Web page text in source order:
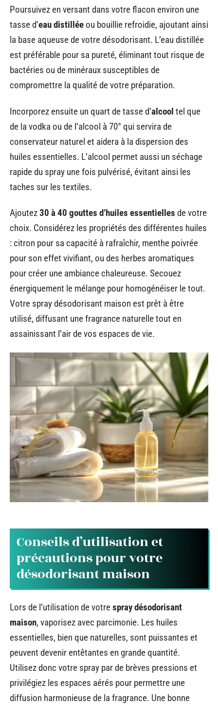
Poursuivez en versant dans votre flacon environ une
tasse d’eau distillée ou bouillie refroidie, ajoutant ainsi
la base aqueuse de votre désodorisant. L’eau distillée
est préférable pour sa pureté, éliminant tout risque de
bactéries ou de minéraux susceptibles de
compromettre la qualité de votre préparation.
Incorporez ensuite un quart de tasse d’alcool tel que
de la vodka ou de l’alcool à 70° qui servira de
conservateur naturel et aidera à la dispersion des
huiles essentielles. L’alcool permet aussi un séchage
rapide du spray une fois pulvérisé, évitant ainsi les
taches sur les textiles.
Ajoutez30 à 40 gouttes d’huiles essentielles de votre
choix. Considérez les propriétés des différentes huiles
: citron pour sa capacité à rafraîchir, menthe poivrée
pour son effet vivifiant, ou des herbes aromatiques
pour créer une ambiance chaleureuse. Secouez
énergiquement le mélange pour homogénéiser le tout.
Votre spray désodorisant maison est prêt à être
utilisé, diffusant une fragrance naturelle tout en
assainissant l’air de vos espaces de vie.
Conseils d’utilisation et
précautions pour votre
désodorisant maison
Lors de l’utilisation de votrespray désodorisant
maison, vaporisez avec parcimonie. Les huiles
essentielles, bien que naturelles, sont puissantes et
peuvent devenir entêtantes en grande quantité.
Utilisez donc votre spray par de brèves pressions et
privilégiez les espaces aérés pour permettre une
diffusion harmonieuse de la fragrance. Une bonne